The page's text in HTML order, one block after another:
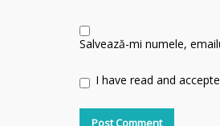
Salvează-mi numele,
I have read and